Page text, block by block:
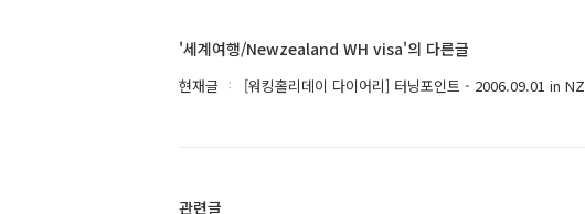
'세계여행/Newzealand WH visa'의 다른글
현재글 [워킹홀리데이 다이어리] 터닝포인트 - 2006.09.01 in NZ
관련글